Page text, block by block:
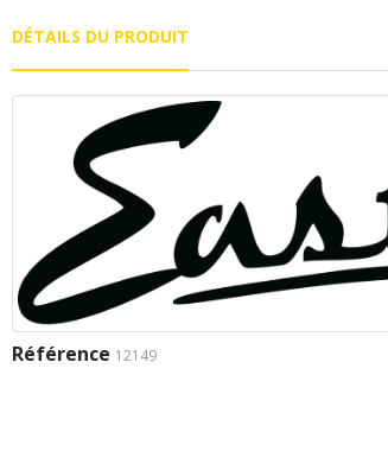
DÉTAILS DU PRODUIT
Référence 12149